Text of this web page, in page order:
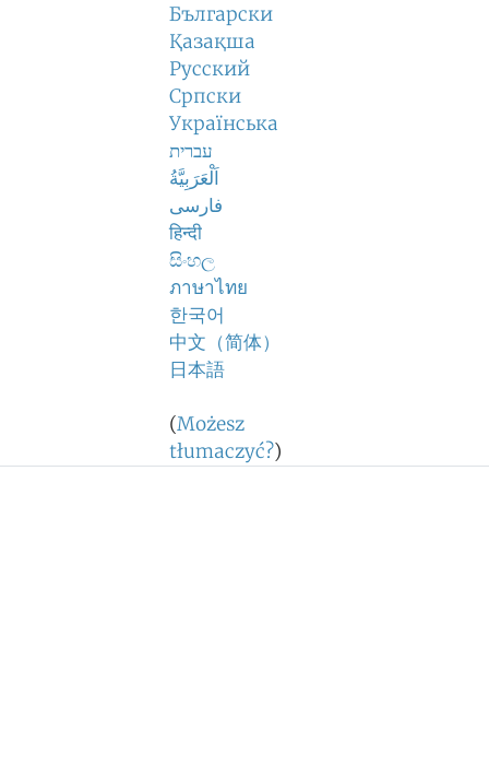
Български
Қазақша
Русский
Српски
Українська
עברית
اَلْعَرَبِيَّةُ
فارسی
हिन्दी
සිංහල
ภาษาไทย
한국어
中文（简体）
日本語
(Możesz
tłumaczyć?)